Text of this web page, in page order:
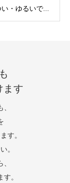
・ゆるいで...
ます
す。
。
。